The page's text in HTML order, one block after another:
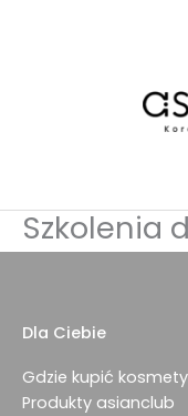
Szkolenia
Dla Ciebie
Gdzie kupić
Produkty asianclub